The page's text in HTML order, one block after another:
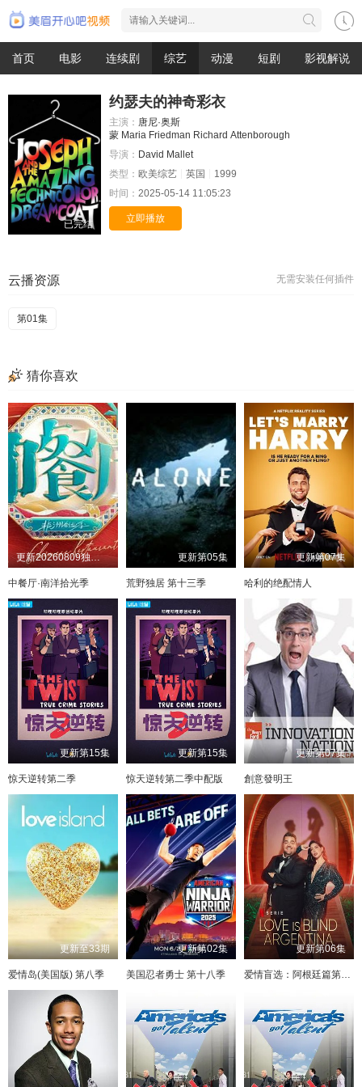
首页 电影 连续剧 综艺 动漫 短剧 影视解说
已完结
约瑟夫的神奇彩衣
主演： 唐尼·奥斯
蒙 Maria Friedman Richard Attenborough
导演： David Mallet
类型： 欧美综艺 英国
1999
时间： 2025-05-14 11:05:23
立即播放
无需安装任何插件
云播资源
第01集
猜你喜欢
更新20260809独家直拍第8期
中餐厅·南洋拾光季
更新第05集
荒野独居 第十三季
更新第07集
哈利的绝配情人
更新第15集
惊天逆转第二季
更新第15集
惊天逆转第二季中配版
更新第07集
創意發明王
更新至33期
爱情岛(美国版) 第八季
更新第02集
美国忍者勇士 第十八季
更新第06集
爱情盲选：阿根廷篇第二季